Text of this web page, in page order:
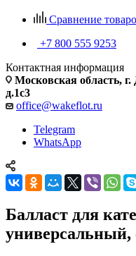
Сравнение
+7 800 555 9253
Контактная информация
Московская область,
д.1с3
office@wakeflot.ru
Telegram
WhatsApp
Балласт для
универсальный,